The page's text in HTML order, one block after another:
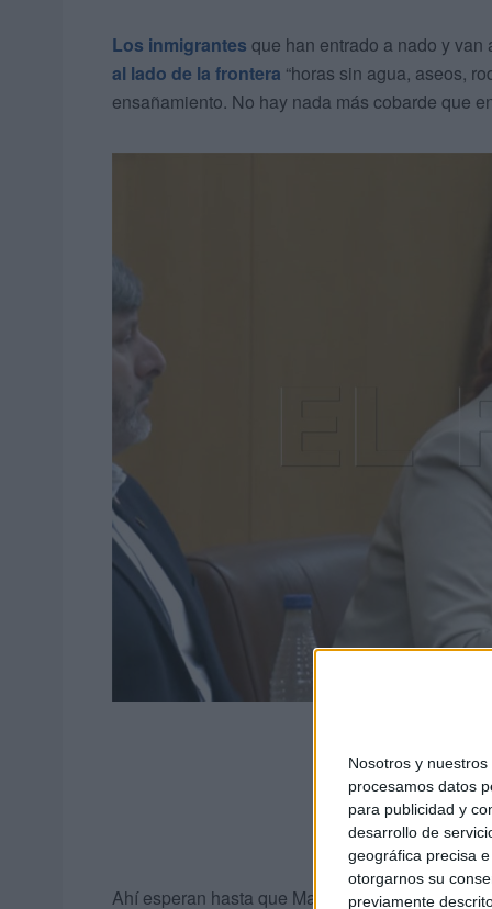
Nosotros y nuestros
procesamos datos
para publicidad y
desarrollo de
geográfica precisa
otorgarnos su
previamente
Los inmigrantes que han entrado a nado y
al lado de la frontera “horas sin agua, aseos,
ensañamiento. No hay nada más cobarde que
Ahí esperan hasta que Marruecos los admite,